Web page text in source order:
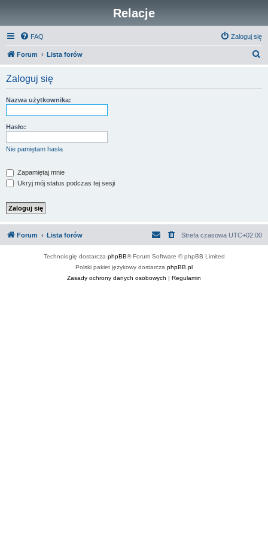
Relacje
FAQ Zaloguj się
Forum Lista forów
Zaloguj się
Nazwa użytkownika:
Hasło:
Nie pamiętam hasła
Zapamiętaj mnie
Ukryj mój status podczas tej sesji
Forum Lista forów Strefa czasowa UTC+02:00
Technologię dostarcza phpBB® Forum Software © phpBB Limited
Polski pakiet językowy dostarcza phpBB.pl
Zasady ochrony danych osobowych | Regulamin